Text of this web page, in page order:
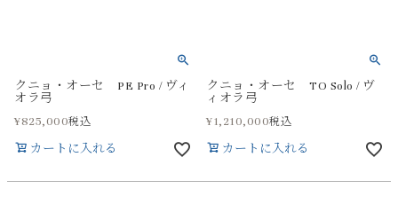
クニョ・オーセ PE Pro / ヴィ
オラ弓
¥825,000税込
カートに入れる
クニョ・オーセ TO Solo / ヴ
ィオラ弓
¥1,210,000税込
カートに入れる